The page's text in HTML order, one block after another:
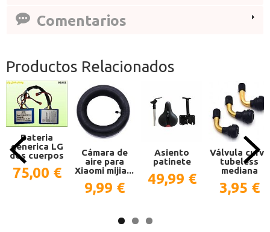
Comentarios
Productos Relacionados
Bateria
generica LG
dos cuerpos
75,00 €
Cámara de
aire para
Xiaomi mijia...
9,99 €
Asiento
patinete
49,99 €
Válvula curva
tubeless
mediana
3,95 €